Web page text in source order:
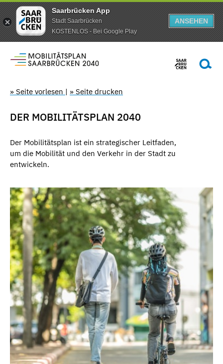
Saarbrücken App
Stadt Saarbrücken
KOSTENLOS - Bei Google Play
ANSEHEN
» Seite vorlesen | » Seite drucken
DER MOBILITÄTSPLAN 2040
Der Mobilitätsplan ist ein strategischer Leitfaden,
um die Mobilität und den Verkehr in der Stadt zu
entwickeln.